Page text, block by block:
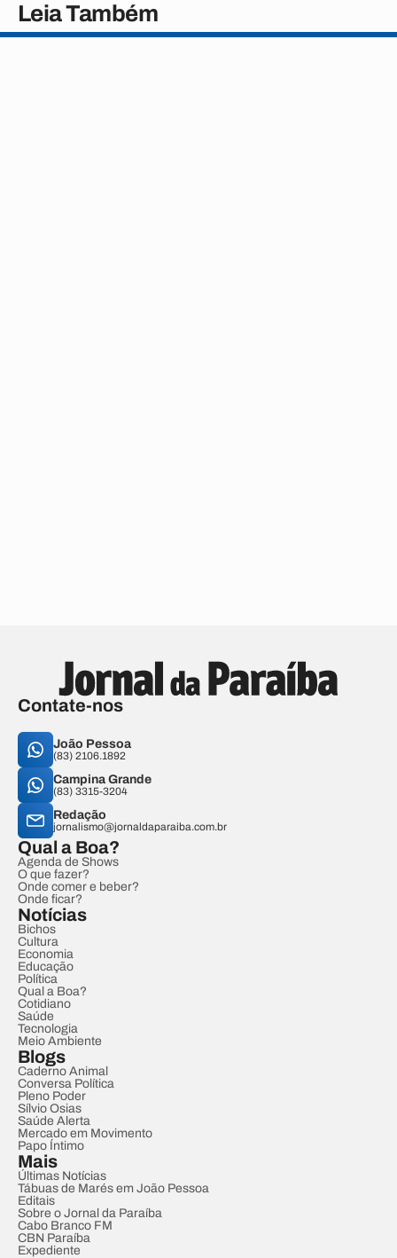
Leia Também
Contate-nos
João Pessoa
(83) 2106.1892
Campina Grande
(83) 3315-3204
Redação
jornalismo@jornaldaparaiba.com.br
Qual a Boa?
Agenda de Shows
O que fazer?
Onde comer e beber?
Onde ficar?
Notícias
Bichos
Cultura
Economia
Educação
Política
Qual a Boa?
Cotidiano
Saúde
Tecnologia
Meio Ambiente
Blogs
Caderno Animal
Conversa Política
Pleno Poder
Sílvio Osias
Saúde Alerta
Mercado em Movimento
Papo Íntimo
Mais
Últimas Notícias
Tábuas de Marés em João Pessoa
Editais
Sobre o Jornal da Paraíba
Cabo Branco FM
CBN Paraíba
Expediente